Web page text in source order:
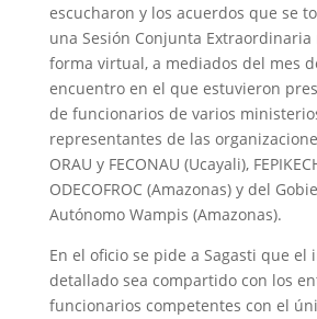
escucharon y los acuerdos que se
una Sesión Conjunta
forma virtual, a mediados del mes
encuentro en el que estuvieron
de funcionarios de varios
representantes de las
ORAU y FECONAU (Ucayali),
ODECOFROC (Amazonas) y del
Autónomo Wampis (Amazonas).
En el oficio se pide a Sagasti que el
detallado sea compartido con los
funcionarios competentes con el